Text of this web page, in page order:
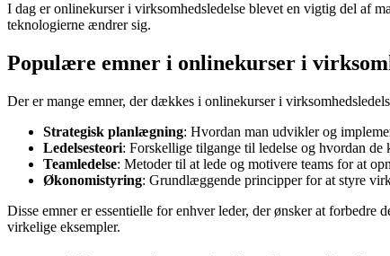
I dag er onlinekurser i virksomhedsledelse blevet en vigtig del af
teknologierne ændrer sig.
Populære emner i onlinekurser i
Der er mange emner, der dækkes i onlinekurser i
Strategisk planlægning: Hvordan man udvikler og
Ledelsesteori: Forskellige tilgange til ledelse og hvordan de
Teamledelse: Metoder til at lede og motivere teams for at
Økonomistyring: Grundlæggende principper for at styre
Disse emner er essentielle for enhver leder, der ønsker at
virkelige eksempler.